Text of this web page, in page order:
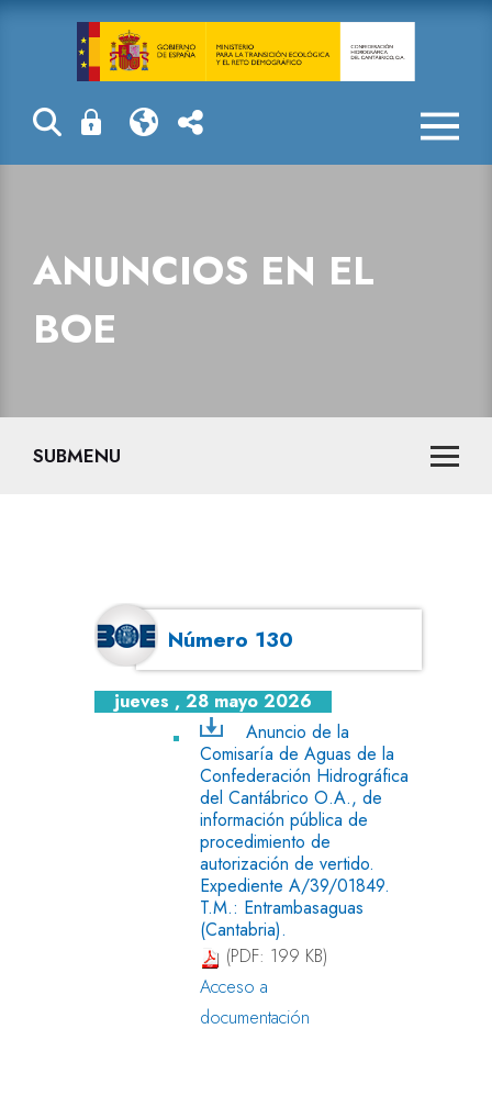
Anuncios en
ANUNCIOS EN EL
BOE
SUBMENU
Número 130
jueves , 28 mayo 2026
Anuncio de la
Comisaría de Aguas de la
Confederación Hidrográfica
del Cantábrico O.A., de
información pública de
procedimiento de
autorización de vertido.
Expediente A/39/01849.
T.M.: Entrambasaguas
(Cantabria).
(PDF: 199 KB)
Acceso a
documentación